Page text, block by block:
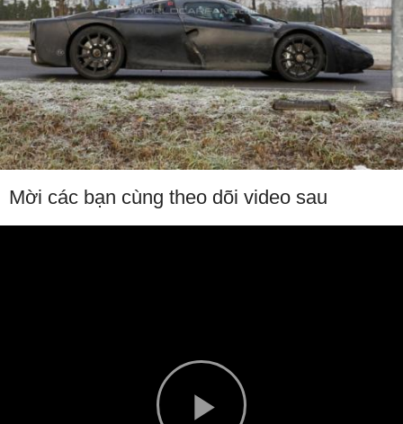
Mời các bạn cùng theo dõi video sau